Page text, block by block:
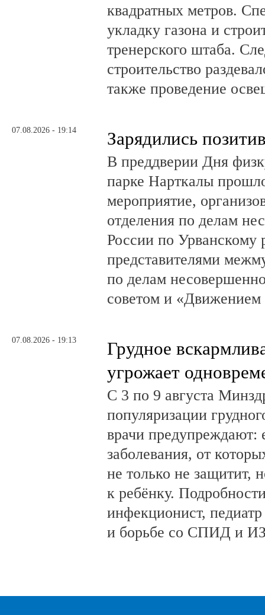
квадратных метров.
укладку газона и
тренерского штаба.
строительство
также проведение
07.08.2026 - 19:14 Зарядились
В преддверии Дня
парке Нарткалы
мероприятие,
отделения по делам
России по Урванскому
представителями
по делам
советом и
07.08.2026 - 19:13
Грудное
угрожает
С 3 по 9 августа
популяризации
врачи предупреждают:
заболевания, от
не только не защитит,
к ребёнку.
инфекционист,
и борьбе со СПИД и